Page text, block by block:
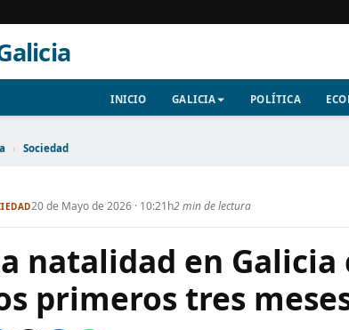
INICIO GALICIA POLÍTICA
› Sociedad
20 de Mayo de 2026 · 10:21h2 min de lectura
natalidad en Galicia
primeros tres